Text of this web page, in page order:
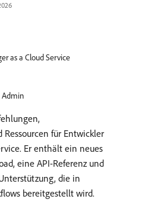
as a Cloud Service
Admin
für Entwickler
Er enthält ein neues
eine API-Referenz und
die in
bereitgestellt wird.